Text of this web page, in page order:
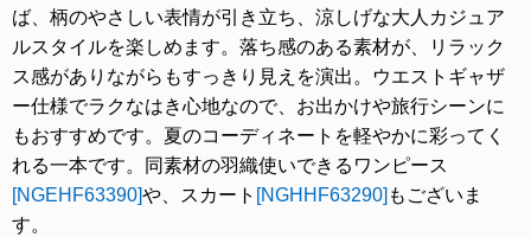
ば、柄のやさしい表情が引き立ち、涼しげな大人カジュア
ルスタイルを楽しめます。落ち感のある素材が、リラック
ス感がありながらもすっきり見えを演出。ウエストギャザ
ー仕様でラクなはき心地なので、お出かけや旅行シーンに
もおすすめです。夏のコーディネートを軽やかに彩ってく
れる一本です。同素材の羽織使いできるワンピース
[NGEHF63390]や、スカート [NGHHF63290] もございま
す。